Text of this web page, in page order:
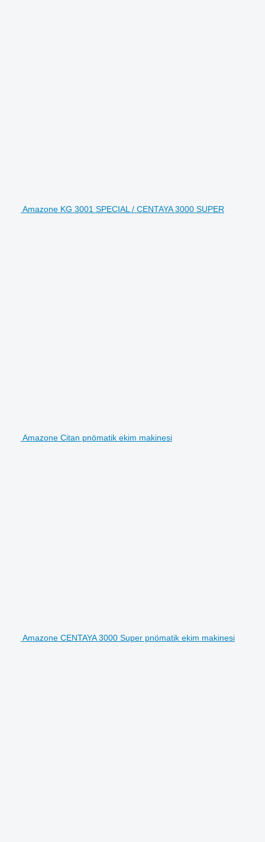
Amazone KG 3001 SPECIAL / CENTAYA 3000 SUPER
Amazone Citan pnömatik ekim makinesi
Amazone CENTAYA 3000 Super pnömatik ekim makinesi